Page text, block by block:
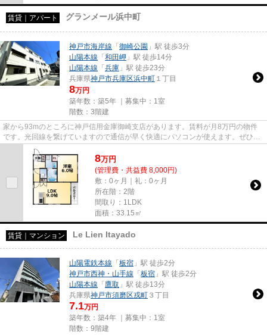
賃貸｜アパート グランメール浜中町
神戸市海岸線 「 御崎公園 」駅 徒歩3分
山陽本線 「 和田岬 」駅 徒歩14分
山陽本線 「 兵庫 」駅 徒歩23分
兵庫県神戸市兵庫区浜中町 １丁目
8万円
築年数：築5年 ｜募集中： 1室
階数：3階建
家から93mのところに神戸信用金庫御崎支店があります。賃料が月8万円の物件
です。光回線を繋げていますので通信が早く快適にパソコンが使えます。ぜひ一
度見ていただきたい、「グラン...
8万円
(管理費・共益費 8,000円)
敷：0ヶ月｜礼：0ヶ月
所在階：2階
間取り：1LDK
面積：33.15㎡
賃貸｜マンション Le Lien Itayado
山陽電鉄本線 「 板宿 」駅 徒歩2分
神戸市西神・山手線 「 板宿 」駅 徒歩2分
山陽本線 「 鷹取 」駅 徒歩13分
兵庫県神戸市須磨区戎町 ３丁目
7.1万円
築年数：築4年 ｜募集中： 1室
階数：9階建